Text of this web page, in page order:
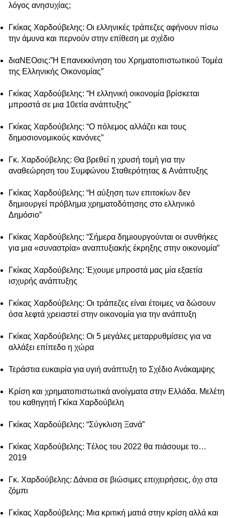
λόγος ανησυχίας;
Γκίκας Χαρδούβελης: Οι ελληνικές τράπεζες αφήνουν πίσω
την άμυνα και περνούν στην επίθεση με σχέδιο
διαΝΕΟσις:”Η Επανεκκίνηση του Χρηματοπιστωτικού Τομέα
της Ελληνικής Οικονομίας”
Γκίκας Χαρδούβελης: “Η ελληνική οικονομία βρίσκεται
μπροστά σε μια 10ετία ανάπτυξης”
Γκίκας Χαρδούβελης: “Ο πόλεμος αλλάζει και τους
δημοσιονομικούς κανόνες”
Γκ. Χαρδούβελης: Θα βρεθεί η χρυσή τομή για την
αναθεώρηση του Συμφώνου Σταθερότητας & Ανάπτυξης
Γκίκας Χαρδούβελης: “Η αύξηση των επιτοκίων δεν
δημιουργεί πρόβλημα χρηματοδότησης στο ελληνικό
Δημόσιο”
Γκίκας Χαρδούβελης: “Σήμερα δημιουργούνται οι συνθήκες
για μια «συναστρία» αναπτυξιακής έκρηξης στην οικονομία”
Γκίκας Χαρδούβελης: Έχουμε μπροστά μας μία εξαετία
ισχυρής ανάπτυξης
Γκίκας Χαρδούβελης: Οι τράπεζες είναι έτοιμες να δώσουν
όσα λεφτά χρειαστεί στην οικονομία για την ανάπτυξη
Γκίκας Χαρδούβελης: Οι 5 μεγάλες μεταρρυθμίσεις για να
αλλάξει επίπεδο η χώρα
Τεράστια ευκαιρία για υγιή ανάπτυξη το Σχέδιο Ανάκαμψης
Κρίση και χρηματοπιστωτικά ανοίγματα στην Ελλάδα. Μελέτη
του καθηγητή Γκίκα Χαρδούβελη
Γκίκας Χαρδούβελης: “Σύγκλιση Ξανά”
Γκίκας Χαρδούβελης: Tέλος του 2022 θα πιάσουμε το…
2019
Γκ. Χαρδούβελης: Δάνεια σε βιώσιμες επιχειρήσεις, όχι στα
ζόμπι
Γκίκας Χαρδούβελης: Μια κριτική ματιά στην κρίση αλλά και